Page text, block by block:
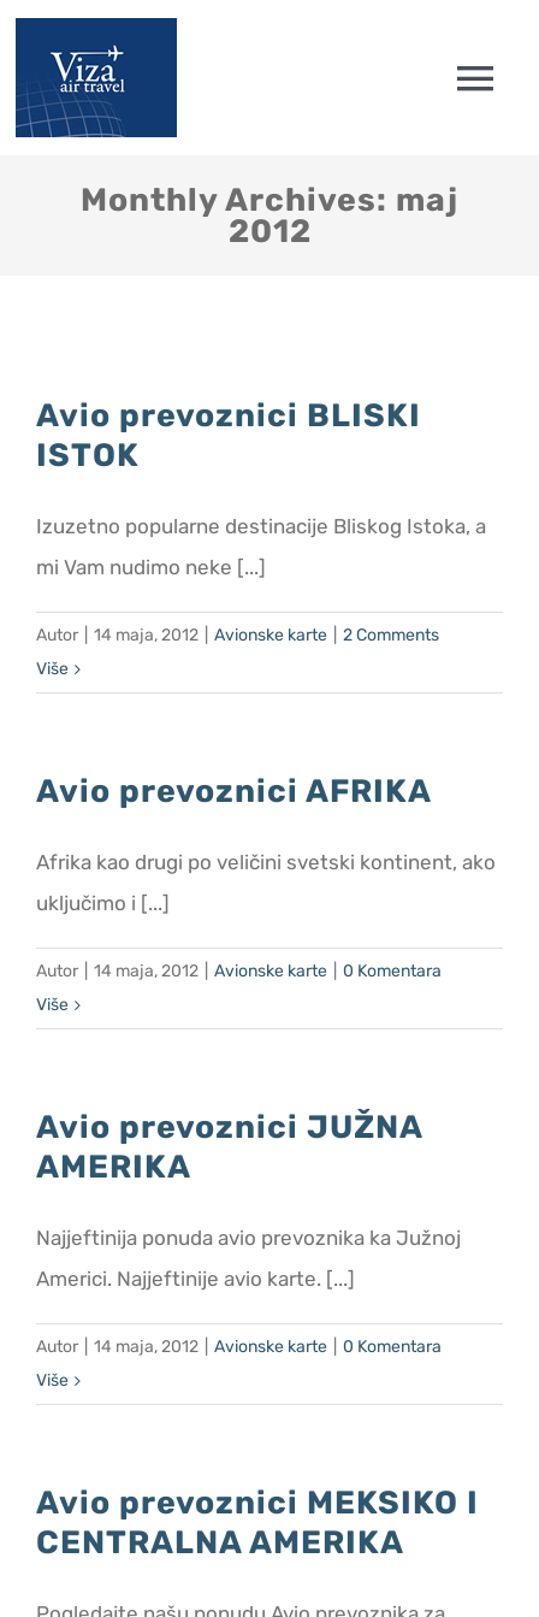
Skip
content
Engleske vize
Promotivne cene
O nama
Monthly Archives: maj
2012
Avio prevoznici BLISKI
ISTOK
Izuzetno popularne destinacije Bliskog Istoka, a
mi Vam nudimo neke [...]
Autor 14 maja, 2012 Avionske karte
2 Comments
Više
Avio prevoznici AFRIKA
Afrika kao drugi po veličini svetski kontinent, ako
uključimo i [...]
Autor 14 maja, 2012 Avionske karte
0 Komentara
Više
Avio prevoznici JUŽNA
AMERIKA
Najjeftinija ponuda avio prevoznika ka Južnoj
Americi. Najjeftinije avio karte. [...]
Autor 14 maja, 2012 Avionske karte
0 Komentara
Više
Avio prevoznici MEKSIKO I
CENTRALNA AMERIKA